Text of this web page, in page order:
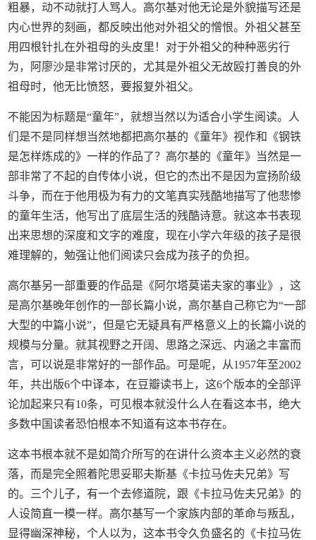
粗暴，动不动就打人骂人。高尔基对他无论是外貌描写还是
内心世界的刻画，都反映出他对外祖父的憎恨。外祖父甚至
用四根针扎在外祖母的头皮里！对于外祖父的种种恶劣行
为，阿廖沙是非常讨厌的，尤其是外祖父无故殴打善良的外
祖母时，他无比愤怒，要报复外祖父。
不能因为标题是“童年”，就想当然以为适合小学生阅读。人
们是不是同样想当然地都把高尔基的《童年》视作和《钢铁
是怎样炼成的》一样的作品了？高尔基的《童年》当然是一
部非常了不起的自传体小说，但它的杰出不是因为宣扬阶级
斗争，而在于他用极为有力的文笔真实残酷地描写了他悲惨
的童年生活，他写出了底层生活的残酷诗意。就这本书表现
出来思想的深度和文字的难度，现在小学六年级的孩子是很
难理解的，勉强让他们阅读只会成为孩子的负担。
高尔基另一部重要的作品是《阿尔塔莫诺夫家的事业》，这
是高尔基晚年创作的一部长篇小说，高尔基自己称它为“一部
大型的中篇小说”，但是它无疑具有严格意义上的长篇小说的
规模与分量。就其视野之开阔、思路之深远、内涵之丰富而
言，可以说是非常好的一部作品。可是呢，从1957年至2002
年，共出版6个中译本，在豆瓣读书上，这6个版本的全部评
论加起来只有10条，可见根本就没什么人在看这本书，绝大
多数中国读者恐怕根本不知道有这本书存在。
这本书根本就不是如简介所写的在讲什么资本主义必然的衰
落，而是完全照着陀思妥耶夫斯基《卡拉马佐夫兄弟》写
的。三个儿子，有一个去修道院，跟《卡拉马佐夫兄弟》的
人设简直一模一样。高尔基写一个家族内部的革命与叛乱，
显得幽深神秘，个人以为，这本书令久负盛名的《卡拉马佐